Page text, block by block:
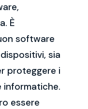
È
software
sia
proteggere i
informatiche.
essere